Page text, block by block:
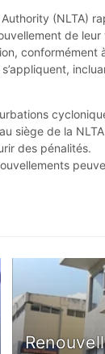
(NLTA)
de
conformément
siège de la
des pénalités.